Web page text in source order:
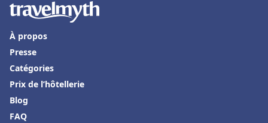
À propos
Presse
Catégories
Prix de l’hôtellerie
Blog
FAQ